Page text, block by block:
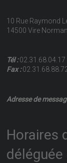
10 Rue Raymond
14500 Vire
Tél :02.31.68.04.17
Fax :
Adresse de
Horaires
déléguée